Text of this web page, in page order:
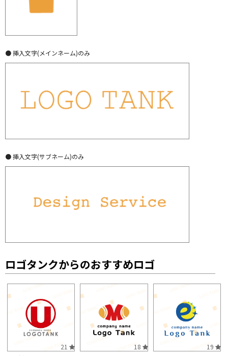
● 挿入文字(メインネーム)のみ
● 挿入文字(サブネーム)のみ
ロゴタンクからのおすすめロゴ
21 18 19